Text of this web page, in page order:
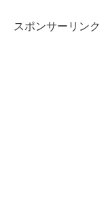
スポンサーリンク